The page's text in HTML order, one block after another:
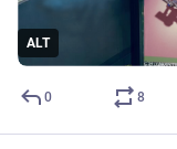
ALT
0 8